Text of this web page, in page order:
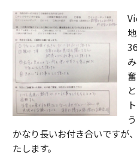
k
かなり長いお付き合いですが
たします。